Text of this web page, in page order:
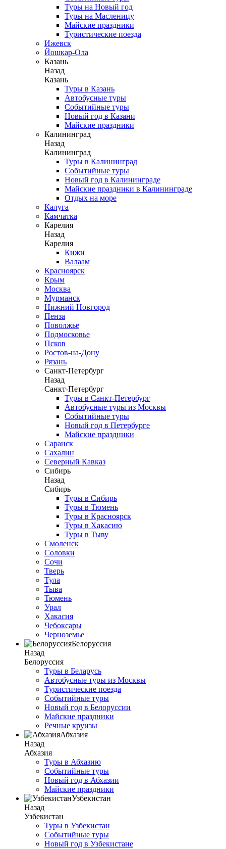
Туры на Новый год
Туры на Масленицу
Майские праздники
Туристические поезда
Ижевск
Йошкар-Ола
Казань
Назад
Казань
Туры в Казань
Автобусные туры
Событийные туры
Новый год в Казани
Майские праздники
Калининград
Назад
Калининград
Туры в Калининград
Событийные туры
Новый год в Калининграде
Майские праздники в Калининграде
Отдых на море
Калуга
Камчатка
Карелия
Назад
Карелия
Кижи
Валаам
Красноярск
Крым
Москва
Мурманск
Нижний Новгород
Пенза
Поволжье
Подмосковье
Псков
Ростов-на-Дону
Рязань
Санкт-Петербург
Назад
Санкт-Петербург
Туры в Санкт-Петербург
Автобусные туры из Москвы
Событийные туры
Новый год в Петербурге
Майские праздники
Саранск
Сахалин
Северный Кавказ
Сибирь
Назад
Сибирь
Туры в Сибирь
Туры в Тюмень
Туры в Красноярск
Туры в Хакасию
Туры в Тыву
Смоленск
Соловки
Сочи
Тверь
Тула
Тыва
Тюмень
Урал
Хакасия
Чебоксары
Черноземье
Белоруссия
Назад
Белоруссия
Туры в Беларусь
Автобусные туры из Москвы
Туристические поезда
Событийные туры
Новый год в Белоруссии
Майские праздники
Речные круизы
Абхазия
Назад
Абхазия
Туры в Абхазию
Событийные туры
Новый год в Абхазии
Майские праздники
Узбекистан
Назад
Узбекистан
Туры в Узбекистан
Событийные туры
Новый год в Узбекистане